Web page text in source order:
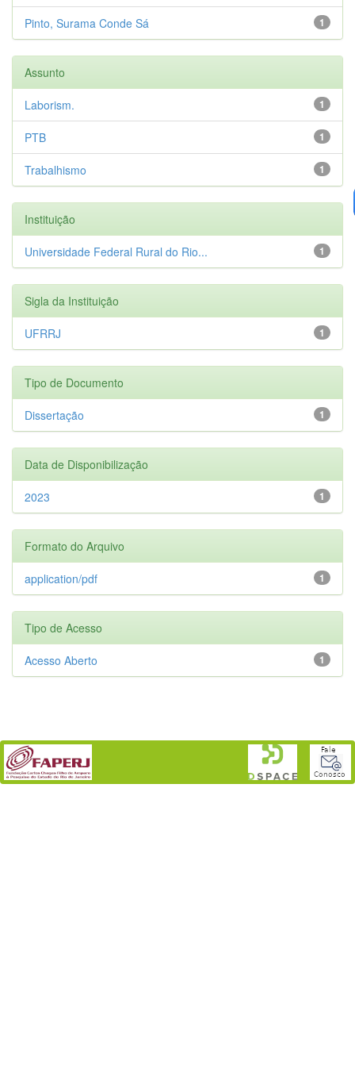
1
Pinto, Surama Conde Sá
Assunto
1
Laborism.
1
PTB
1
Trabalhismo
Instituição
1
Universidade Federal Rural do Rio...
Sigla da Instituição
1
UFRRJ
Tipo de Documento
1
Dissertação
Data de Disponibilização
1
2023
Formato do Arquivo
1
application/pdf
Tipo de Acesso
1
Acesso Aberto